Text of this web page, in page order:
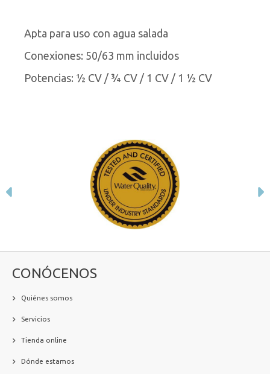
Apta para uso con agua salada
Conexiones: 50/63 mm incluidos
Potencias: ½ CV / ¾ CV / 1 CV / 1 ½ CV
CONÓCENOS
Quiénes somos
Servicios
Tienda online
Dónde estamos